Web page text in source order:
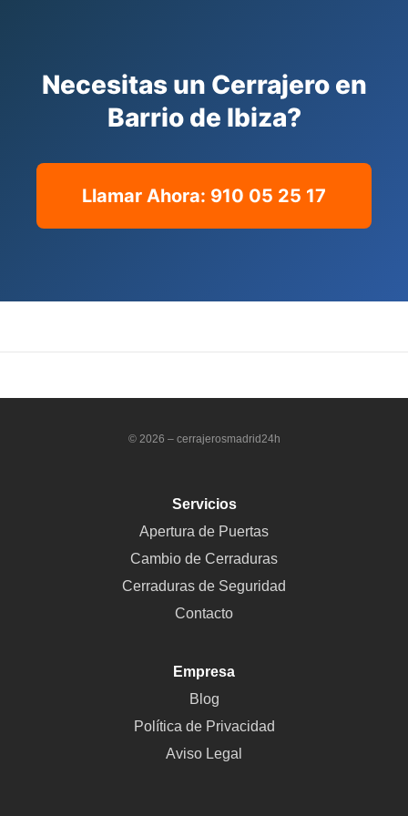
Necesitas un Cerrajero en
Barrio de Ibiza?
Llamar Ahora: 910 05 25 17
© 2026 – cerrajerosmadrid24h
Servicios
Apertura de Puertas
Cambio de Cerraduras
Cerraduras de Seguridad
Contacto
Empresa
Blog
Política de Privacidad
Aviso Legal